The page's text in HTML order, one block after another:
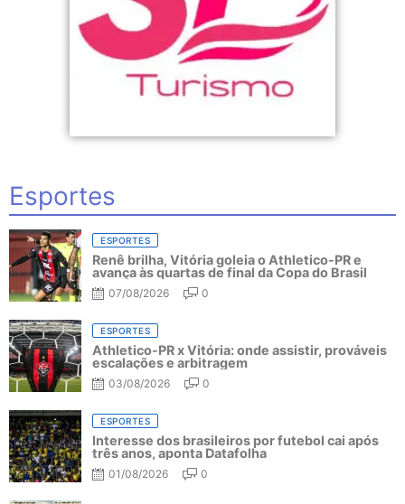
Esportes
ESPORTES
Renê brilha, Vitória goleia o Athletico-PR e
avança às quartas de final da Copa do Brasil
07/08/2026 0
ESPORTES
Athletico-PR x Vitória: onde assistir, prováveis
escalações e arbitragem
03/08/2026 0
ESPORTES
Interesse dos brasileiros por futebol cai após
três anos, aponta Datafolha
01/08/2026 0